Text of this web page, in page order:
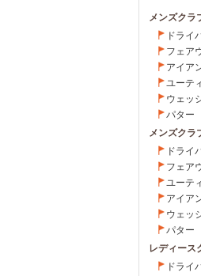
メンズクラ
ドライ
フェア
アイア
ユーテ
ウェッ
パター
メンズクラ
ドライ
フェア
ユーテ
アイア
ウェッ
パター
レディース
ドライ